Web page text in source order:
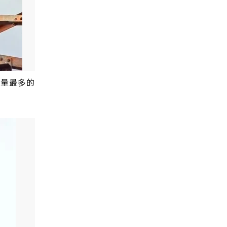
最多的